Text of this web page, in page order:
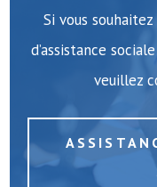
Si vous
d’assistance
veuillez